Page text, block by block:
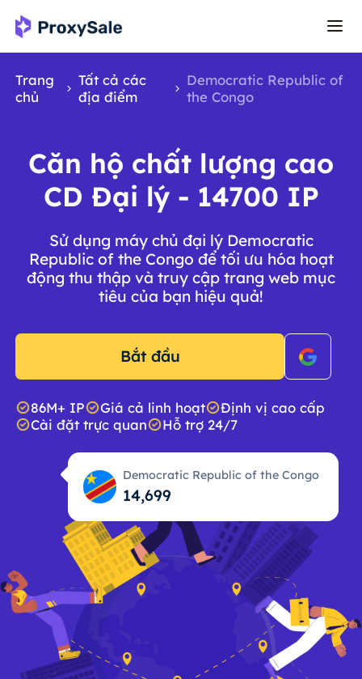
Trang
chủ
Tất cả các
địa điểm
Democratic Republic of
the Congo
Căn hộ chất lượng cao
CD Đại lý - 14700 IP
Sử dụng máy chủ đại lý Democratic
Republic of the Congo để tối ưu hóa hoạt
động thu thập và truy cập trang web mục
tiêu của bạn hiệu quả!
Bắt đầu
86M+ IP Giá cả linh hoạt
Định vị cao cấp
Cài đặt trực quan
Hỗ trợ 24/7
Democratic Republic of the Congo
14,700